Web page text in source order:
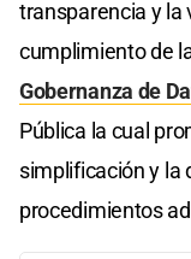
transparencia y la
cumplimiento de
Gobernanza de
Pública la cual
simplificación y la
procedimientos